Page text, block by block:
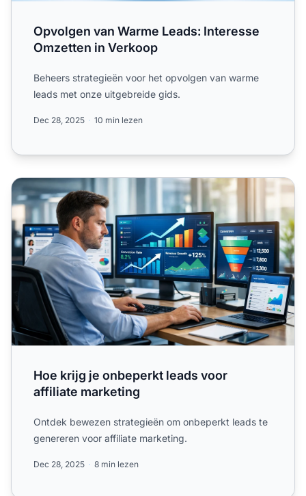
Opvolgen van Warme Leads: Interesse
Omzetten in Verkoop
Beheers strategieën voor het opvolgen van warme
leads met onze uitgebreide gids.
Dec 28, 2025 10 min lezen
Hoe krijg je onbeperkt leads voor affiliate marketing
Hoe krijg je onbeperkt leads voor
affiliate marketing
Ontdek bewezen strategieën om onbeperkt leads te
genereren voor affiliate marketing.
Dec 28, 2025 8 min lezen